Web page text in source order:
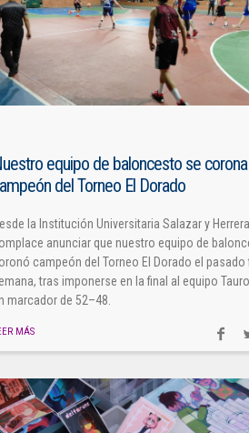
equipo de baloncesto se corona
del Torneo El Dorado
la Institución Universitaria Salazar y
anunciar que nuestro equipo de
campeón del Torneo El Dorado el pasado
tras imponerse en la final al equipo
marcador de 52–48.
MÁS